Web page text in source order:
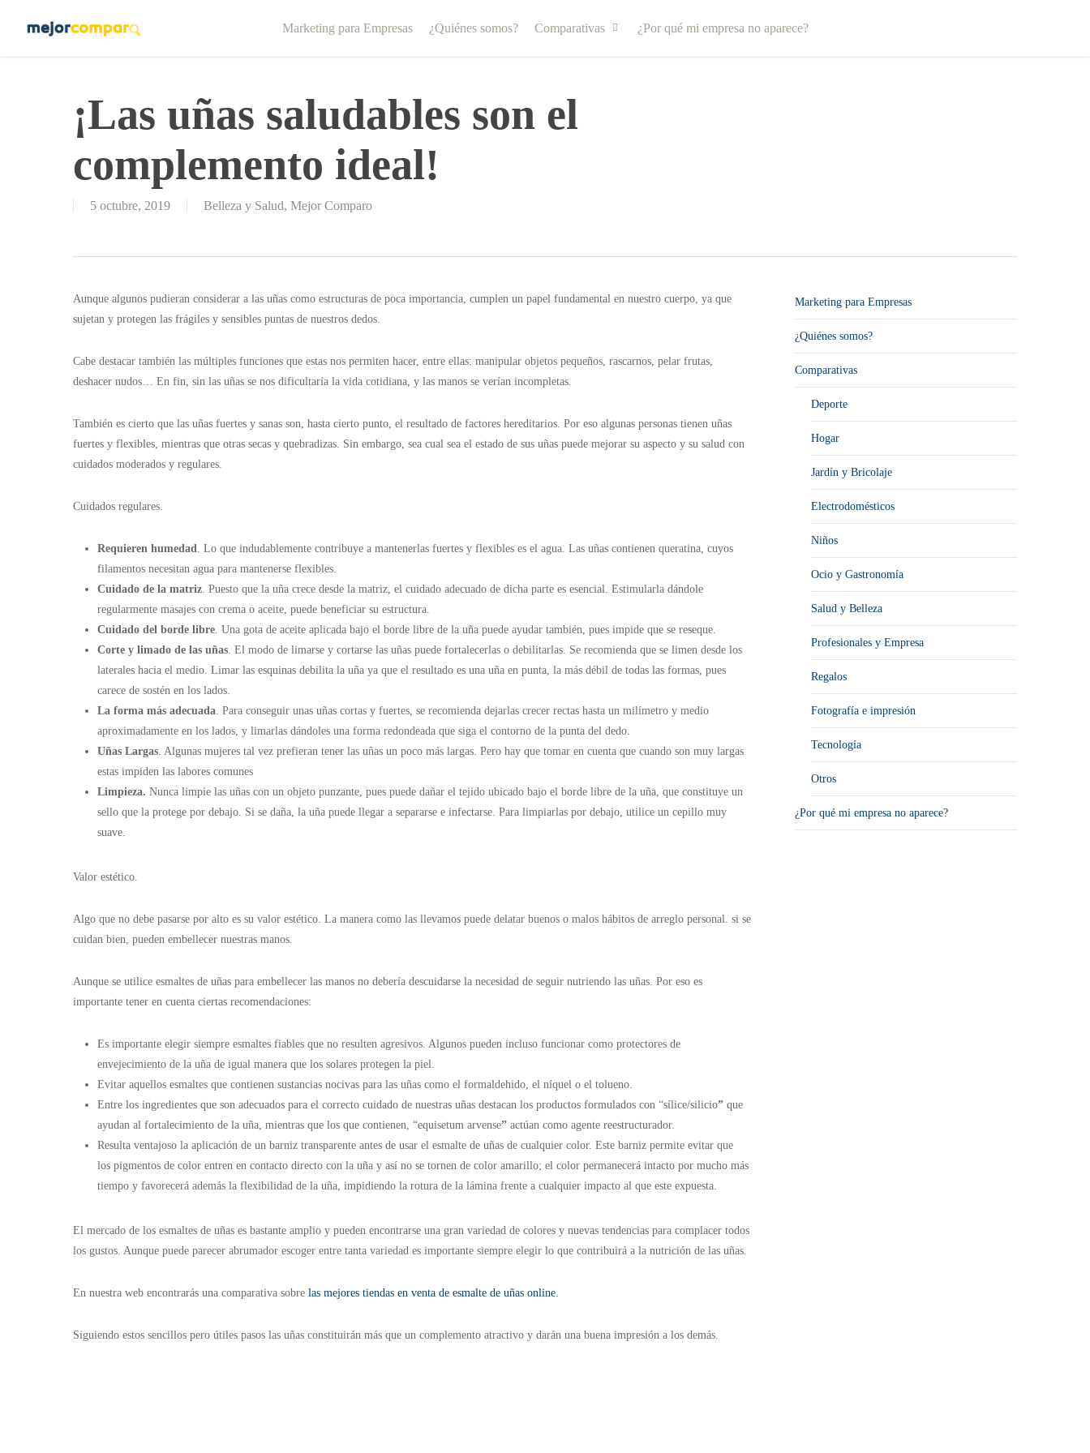
Marketing para Empresas ¿Quiénes somos? Comparativas ¿Por qué mi empresa no aparece?
¡Las uñas saludables son el
complemento ideal!
5 octubre, 2019 Belleza y Salud, Mejor Comparo
Aunque algunos pudieran considerar a las uñas como estructuras de poca importancia, cumplen un papel fundamental en nuestro cuerpo, ya que
sujetan y protegen las frágiles y sensibles puntas de nuestros dedos.
Cabe destacar también las múltiples funciones que estas nos permiten hacer, entre ellas: manipular objetos pequeños, rascarnos, pelar frutas,
deshacer nudos… En fin, sin las uñas se nos dificultaría la vida cotidiana, y las manos se verían incompletas.
También es cierto que las uñas fuertes y sanas son, hasta cierto punto, el resultado de factores hereditarios. Por eso algunas personas tienen uñas
fuertes y flexibles, mientras que otras secas y quebradizas. Sin embargo, sea cual sea el estado de sus uñas puede mejorar su aspecto y su salud con
cuidados moderados y regulares.
Cuidados regulares.
Requieren humedad. Lo que indudablemente contribuye a mantenerlas fuertes y flexibles es el agua. Las uñas contienen queratina, cuyos
filamentos necesitan agua para mantenerse flexibles.
Cuidado de la matriz. Puesto que la uña crece desde la matriz, el cuidado adecuado de dicha parte es esencial. Estimularla dándole
regularmente masajes con crema o aceite, puede beneficiar su estructura.
Cuidado del borde libre. Una gota de aceite aplicada bajo el borde libre de la uña puede ayudar también, pues impide que se reseque.
Corte y limado de las uñas. El modo de limarse y cortarse las uñas puede fortalecerlas o debilitarlas. Se recomienda que se limen desde los
laterales hacia el medio. Limar las esquinas debilita la uña ya que el resultado es una uña en punta, la más débil de todas las formas, pues
carece de sostén en los lados.
La forma más adecuada. Para conseguir unas uñas cortas y fuertes, se recomienda dejarlas crecer rectas hasta un milímetro y medio
aproximadamente en los lados, y limarlas dándoles una forma redondeada que siga el contorno de la punta del dedo.
Uñas Largas. Algunas mujeres tal vez prefieran tener las uñas un poco más largas. Pero hay que tomar en cuenta que cuando son muy largas
estas impiden las labores comunes
Limpieza. Nunca limpie las uñas con un objeto punzante, pues puede dañar el tejido ubicado bajo el borde libre de la uña, que constituye un
sello que la protege por debajo. Si se daña, la uña puede llegar a separarse e infectarse. Para limpiarlas por debajo, utilice un cepillo muy
suave.
Valor estético.
Algo que no debe pasarse por alto es su valor estético. La manera como las llevamos puede delatar buenos o malos hábitos de arreglo personal. si se
cuidan bien, pueden embellecer nuestras manos.
Aunque se utilice esmaltes de uñas para embellecer las manos no debería descuidarse la necesidad de seguir nutriendo las uñas. Por eso es
importante tener en cuenta ciertas recomendaciones:
Es importante elegir siempre esmaltes fiables que no resulten agresivos. Algunos pueden incluso funcionar como protectores de
envejecimiento de la uña de igual manera que los solares protegen la piel.
Evitar aquellos esmaltes que contienen sustancias nocivas para las uñas como el formaldehido, el níquel o el tolueno.
Entre los ingredientes que son adecuados para el correcto cuidado de nuestras uñas destacan los productos formulados con “sílice/silicio” que
ayudan al fortalecimiento de la uña, mientras que los que contienen, “equisetum arvense” actúan como agente reestructurador.
Resulta ventajoso la aplicación de un barniz transparente antes de usar el esmalte de uñas de cualquier color. Este barniz permite evitar que
los pigmentos de color entren en contacto directo con la uña y así no se tornen de color amarillo; el color permanecerá intacto por mucho más
tiempo y favorecerá además la flexibilidad de la uña, impidiendo la rotura de la lámina frente a cualquier impacto al que este expuesta.
El mercado de los esmaltes de uñas es bastante amplio y pueden encontrarse una gran variedad de colores y nuevas tendencias para complacer todos
los gustos. Aunque puede parecer abrumador escoger entre tanta variedad es importante siempre elegir lo que contribuirá a la nutrición de las uñas.
En nuestra web encontrarás una comparativa sobre las mejores tiendas en venta de esmalte de uñas online.
Siguiendo estos sencillos pero útiles pasos las uñas constituirán más que un complemento atractivo y darán una buena impresión a los demás.
Marketing para Empresas
¿Quiénes somos?
Comparativas
Deporte
Hogar
Jardín y Bricolaje
Electrodomésticos
Niños
Ocio y Gastronomía
Salud y Belleza
Profesionales y Empresa
Regalos
Fotografía e impresión
Tecnología
Otros
¿Por qué mi empresa no aparece?